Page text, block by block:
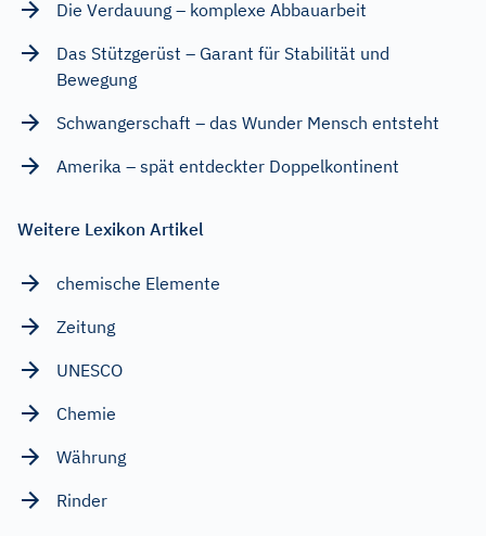
Die Verdauung – komplexe Abbauarbeit
Das Stützgerüst – Garant für Stabilität und
Bewegung
Schwangerschaft – das Wunder Mensch entsteht
Amerika – spät entdeckter Doppelkontinent
Weitere Lexikon Artikel
chemische Elemente
Zeitung
UNESCO
Chemie
Währung
Rinder